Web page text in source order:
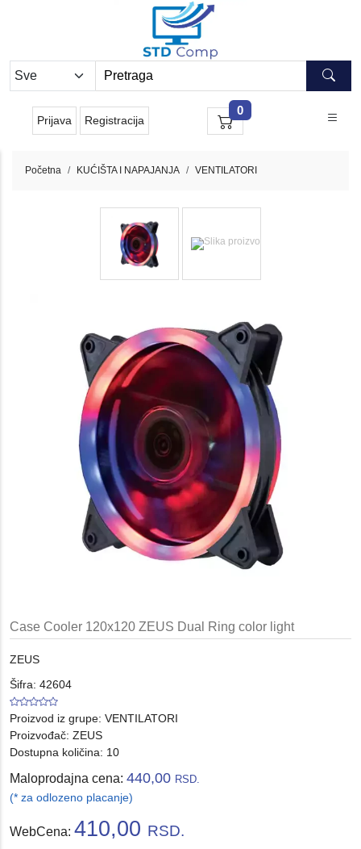
Prijava Registracija
0
Početna KUĆIŠTA I NAPAJANJA VENTILATORI
Case Cooler 120x120 ZEUS Dual Ring color light
ZEUS
Šifra: 42604
Proizvod iz grupe: VENTILATORI
Proizvođač: ZEUS
Dostupna količina: 10
Maloprodajna cena: 440,00 RSD.
(* za odlozeno placanje)
WebCena: 410,00 RSD.